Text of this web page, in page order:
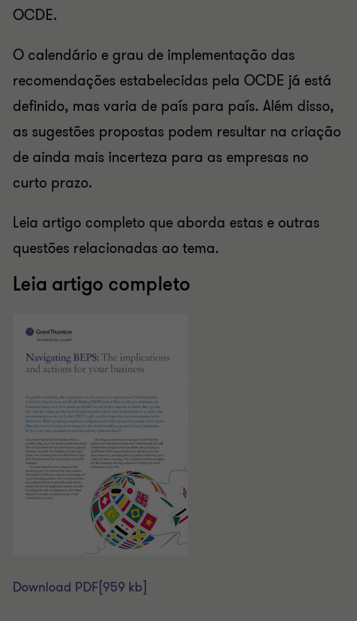
OCDE.
O calendário e grau de implementação das
recomendações estabelecidas pela OCDE já está
definido, mas varia de país para país. Além disso,
as sugestões propostas podem resultar na criação
de ainda mais incerteza para as empresas no
curto prazo.
Leia artigo completo que aborda estas e outras
questões relacionadas ao tema.
Leia artigo completo
Download PDF [959 kb]